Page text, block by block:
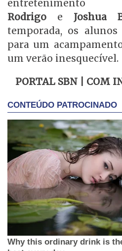
Rodrigo e Joshua
temporada, os
para um
um verão inesquecível.
PORTAL SBN | COM